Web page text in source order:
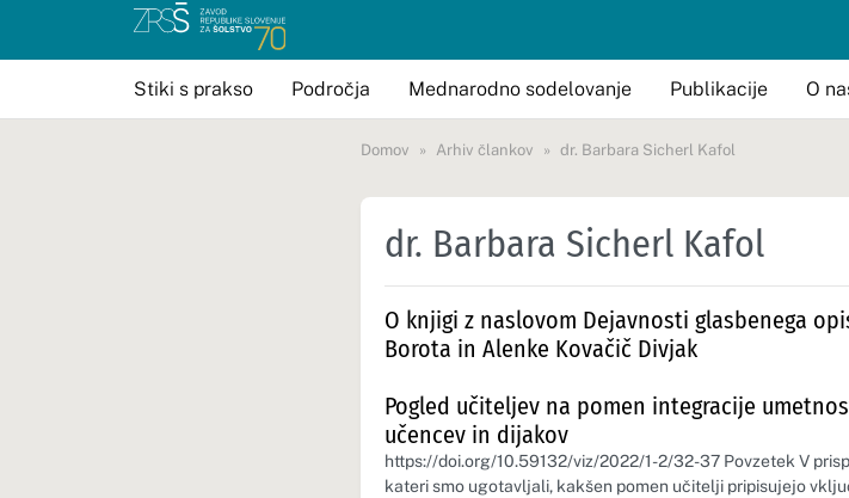
Stiki s prakso Področja Mednarodno sodelovanje Publikacije O
Domov Arhiv člankov dr. Barbara Sicherl Kafol
dr. Barbara Sicherl Kafol
O knjigi z naslovom Dejavnosti glasbenega
Borota in Alenke Kovačič Divjak
Pogled učiteljev na pomen integracije
učencev in dijakov
https://doi.org/10.59132/viz/2022/1-2/32-37 Povzetek V
kateri smo ugotavljali, kakšen pomen učitelji pripisujejo